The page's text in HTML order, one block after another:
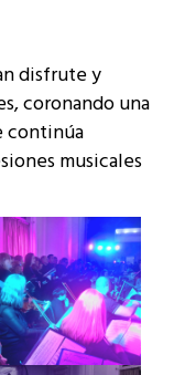
disfrute y
coronando una
continúa
musicales